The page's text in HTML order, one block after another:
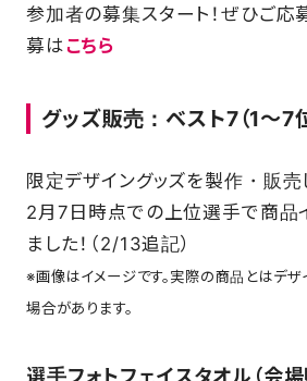
参加者の募集スタート！ぜひご
募はこちら
グッズ販売：ベスト7（1～7
限定デザイングッズを製作・販売
2月7日時点での上位選手で商品
ました！（2/13追記）
※画像はイメージです。実際の商品とはデザ
場合があります。
選手フォトフェイスタオル（会場